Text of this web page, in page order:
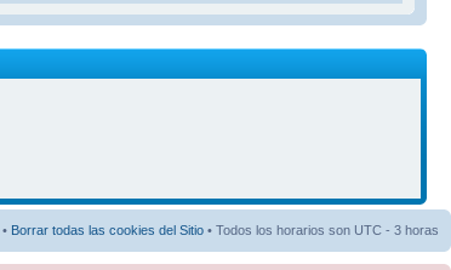
• Borrar todas las cookies del Sitio • Todos los horarios son UTC - 3 horas